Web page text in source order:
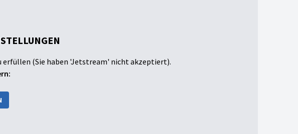
(Sie haben 'Jetstream' nicht akzeptiert).